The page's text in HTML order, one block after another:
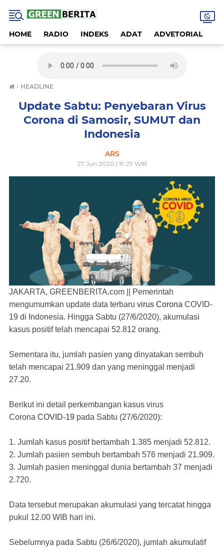
HOME RADIO INDEKS ADAT ADVETORIAL
› HEADLINE
Update Sabtu: Penyebaran Virus
Corona di Samosir, SUMUT dan
Indonesia
ARS
27 Jun 2020 | 19:29 WIB
JAKARTA, GREENBERITA.com ||
Pemerintah
mengumumkan update data terbaru virus Corona COVID-
19 di Indonesia. Hingga Sabtu (27/6/2020), akumulasi
kasus positif telah mencapai 52.812 orang.
Sementara itu, jumlah pasien yang dinyatakan sembuh
telah mencapai 21.909 dan yang meninggal menjadi
27.20.
Berikut ini detail perkembangan kasus virus
Corona COVID-19 pada Sabtu (27/6/2020):
1. Jumlah kasus positif bertambah 1.385 menjadi 52.812.
2. Jumlah pasien sembuh bertambah 576 menjadi 21.909.
3. Jumlah pasien meninggal dunia bertambah 37 menjadi
2.720.
Data tersebut merupakan akumulasi yang tercatat hingga
pukul 12.00 WIB hari ini.
Sebelumnya pada Sabtu (26/6/2020), jumlah akumulatif